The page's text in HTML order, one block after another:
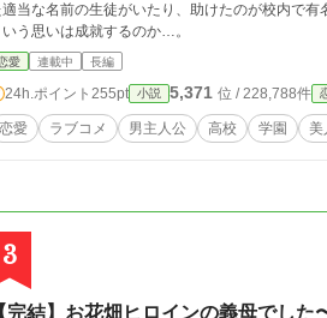
当な名前の生徒がいたり、助けたのが校内で
う思いは成就するのか…。
愛 連載中 長編
24h.ポイント 255pt 小説 5,371 位 / 228,788件
恋愛 ラブコメ 男主人公 高校 学園 美
3
完結】お花畑ヒロインの義母でした